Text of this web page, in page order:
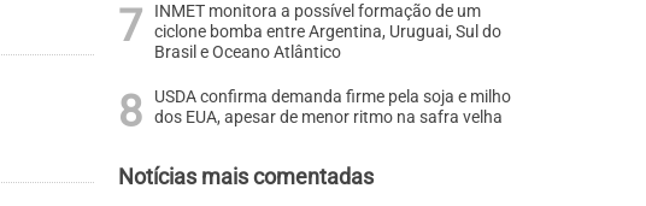
INMET monitora a possível formação de um
ciclone bomba entre Argentina, Uruguai, Sul do
Brasil e Oceano Atlântico
USDA confirma demanda firme pela soja e milho
dos EUA, apesar de menor ritmo na safra velha
Notícias mais comentadas